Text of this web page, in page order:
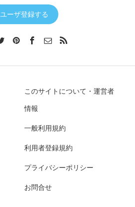
ユーザ登録する
このサイトについて・運営者
情報
一般利用規約
利用者登録規約
プライバシーポリシー
お問合せ